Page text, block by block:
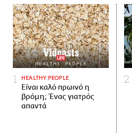
HEALTHY PEOPLE
Είναι καλό πρωινό η
βρόμη; Ένας γιατρός
απαντά